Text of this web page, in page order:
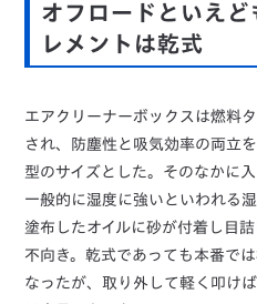
オフロードといえ
レメントは乾式
エアクリーナーボックスは燃料
され、防塵性と吸気効率の両立
型のサイズとした。そのなかに
一般的に湿度に強いといわれる
塗布したオイルに砂が付着し目
不向き。乾式であっても本番で
なったが、取り外して軽く叩け